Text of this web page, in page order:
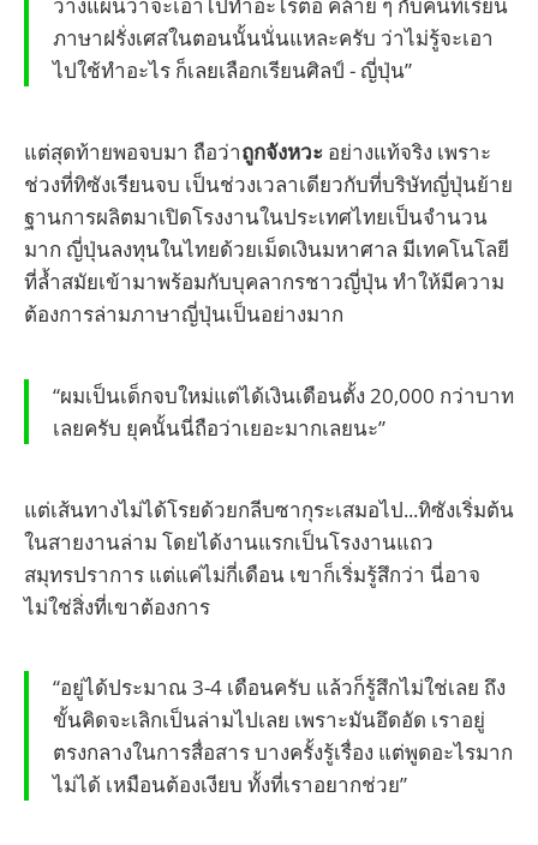
วางแผนว่าจะเอาไปทำอะไรต่อ คล้าย ๆ กับคนที่เรียน
ภาษาฝรั่งเศสในตอนนั้นนั่นแหละครับ ว่าไม่รู้จะเอา
ไปใช้ทำอะไร ก็เลยเลือกเรียนศิลป์ - ญี่ปุ่น”
แต่สุดท้ายพอจบมา ถือว่าถูกจังหวะ อย่างแท้จริง เพราะ
ช่วงที่ทิซังเรียนจบ เป็นช่วงเวลาเดียวกับที่บริษัทญี่ปุ่นย้าย
ฐานการผลิตมาเปิดโรงงานในประเทศไทยเป็นจำนวน
มาก ญี่ปุ่นลงทุนในไทยด้วยเม็ดเงินมหาศาล มีเทคโนโลยี
ที่ล้ำสมัยเข้ามาพร้อมกับบุคลากรชาวญี่ปุ่น ทำให้มีความ
ต้องการล่ามภาษาญี่ปุ่นเป็นอย่างมาก
“ผมเป็นเด็กจบใหม่แต่ได้เงินเดือนตั้ง 20,000 กว่าบาท
เลยครับ ยุคนั้นนี่ถือว่าเยอะมากเลยนะ”
แต่เส้นทางไม่ได้โรยด้วยกลีบซากุระเสมอไป...ทิซังเริ่มต้น
ในสายงานล่าม โดยได้งานแรกเป็นโรงงานแถว
สมุทรปราการ แต่แค่ไม่กี่เดือน เขาก็เริ่มรู้สึกว่า นี่อาจ
ไม่ใช่สิ่งที่เขาต้องการ
“อยู่ได้ประมาณ 3-4 เดือนครับ แล้วก็รู้สึกไม่ใช่เลย ถึง
ขั้นคิดจะเลิกเป็นล่ามไปเลย เพราะมันอึดอัด เราอยู่
ตรงกลางในการสื่อสาร บางครั้งรู้เรื่อง แต่พูดอะไรมาก
ไม่ได้ เหมือนต้องเงียบ ทั้งที่เราอยากช่วย”